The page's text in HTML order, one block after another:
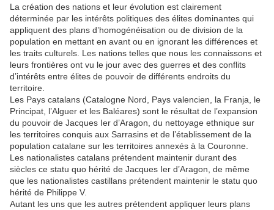
La création des nations et leur évolution est clairement
déterminée par les intérêts politiques des élites dominantes qui
appliquent des plans d’homogénéisation ou de division de la
population en mettant en avant ou en ignorant les différences et
les traits culturels. Les nations telles que nous les connaissons et
leurs frontières ont vu le jour avec des guerres et des conflits
d’intérêts entre élites de pouvoir de différents endroits du
territoire.
Les Pays catalans (Catalogne Nord, Pays valencien, la Franja, le
Principat, l’Alguer et les Baléares) sont le résultat de l’expansion
du pouvoir de Jacques Ier d’Aragon, du nettoyage ethnique sur
les territoires conquis aux Sarrasins et de l’établissement de la
population catalane sur les territoires annexés à la Couronne.
Les nationalistes catalans prétendent maintenir durant des
siècles ce statu quo hérité de Jacques Ier d’Aragon, de même
que les nationalistes castillans prétendent maintenir le statu quo
hérité de Philippe V.
Autant les uns que les autres prétendent appliquer leurs plans